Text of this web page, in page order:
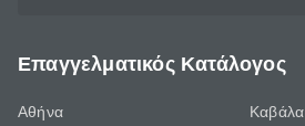
Επαγγελματικός Κατάλογος
Αθήνα
Καβάλα